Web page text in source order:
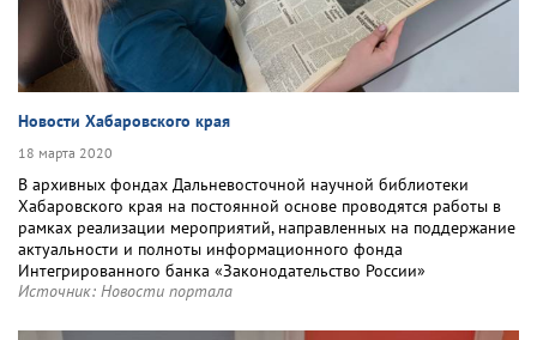
Новости Хабаровского края
18 марта 2020
В архивных фондах Дальневосточной научной библиотеки
Хабаровского края на постоянной основе проводятся работы в
рамках реализации мероприятий, направленных на поддержание
актуальности и полноты информационного фонда
Интегрированного банка «Законодательство России»
Источник: Новости портала